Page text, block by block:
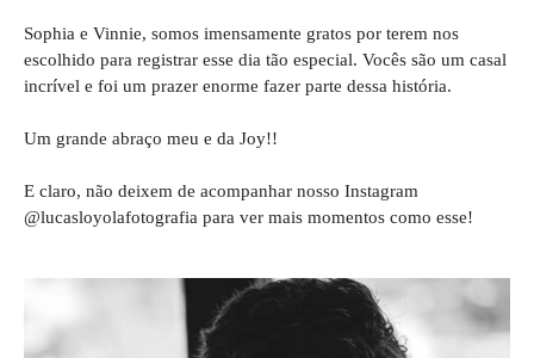
Sophia e Vinnie, somos imensamente gratos por terem nos
escolhido para registrar esse dia tão especial. Vocês são um casal
incrível e foi um prazer enorme fazer parte dessa história.
Um grande abraço meu e da Joy!!
E claro, não deixem de acompanhar nosso Instagram
@lucasloyolafotografia para ver mais momentos como esse!